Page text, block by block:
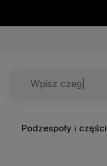
Podzespoły i części